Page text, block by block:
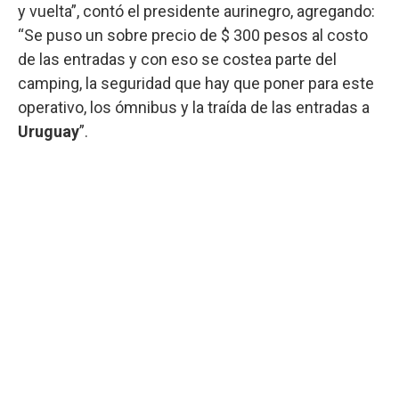
y vuelta”, contó el presidente aurinegro, agregando:
“Se puso un sobre precio de $ 300 pesos al costo
de las entradas y con eso se costea parte del
camping, la seguridad que hay que poner para este
operativo, los ómnibus y la traída de las entradas a
Uruguay”.